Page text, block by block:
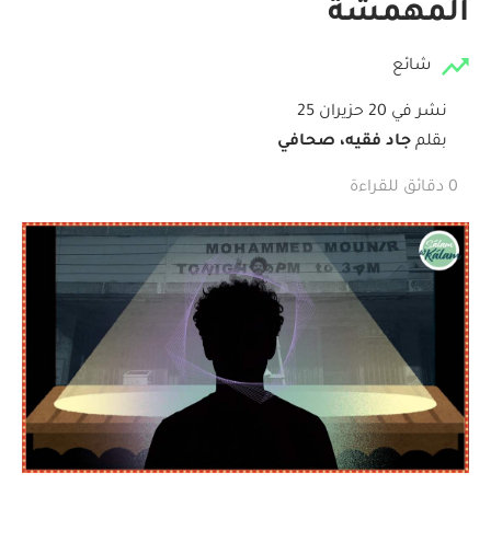
المهمشة
شائع
نشر في 20 حزيران 25
بقلم جاد فقيه، صحافي
0 دقائق للقراءة